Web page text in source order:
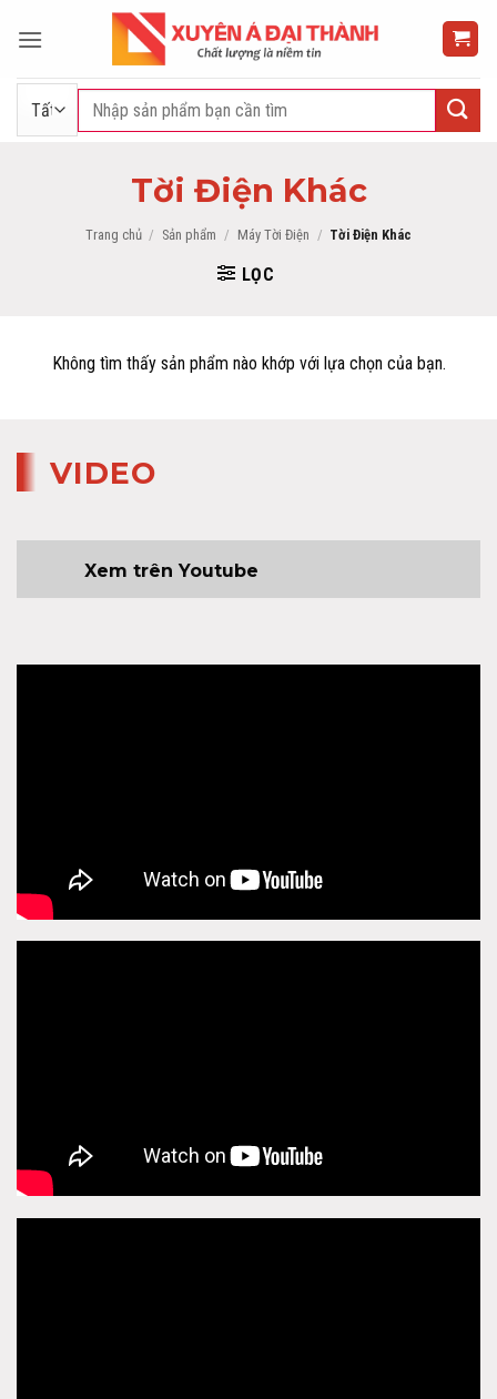
qua
Tìm
Tời Điện Khác
Trang chủ / Sản phẩm / Máy Tời Điện / Tời Điện Khác
LỌC
Không tìm thấy sản phẩm nào khớp với lựa chọn của bạn.
VIDEO
Xem trên Youtube